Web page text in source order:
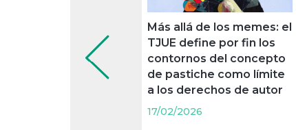
Más allá de los memes: el
TJUE define por fin los
contornos del concepto
de pastiche como límite
a los derechos de autor
17/02/2026